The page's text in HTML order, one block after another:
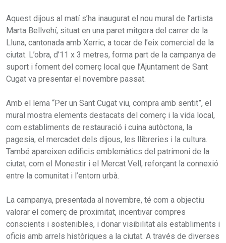
Aquest dijous al matí s’ha inaugurat el nou mural de l’artista
Marta Bellvehí, situat en una paret mitgera del carrer de la
Lluna, cantonada amb Xerric, a tocar de l’eix comercial de la
ciutat. L’obra, d’11 x 3 metres, forma part de la campanya de
suport i foment del comerç local que l’Ajuntament de Sant
Cugat va presentar el novembre passat.
Amb el lema “Per un Sant Cugat viu, compra amb sentit”, el
mural mostra elements destacats del comerç i la vida local,
com establiments de restauració i cuina autòctona, la
pagesia, el mercadet dels dijous, les llibreries i la cultura.
També apareixen edificis emblemàtics del patrimoni de la
ciutat, com el Monestir i el Mercat Vell, reforçant la connexió
entre la comunitat i l’entorn urbà.
La campanya, presentada al novembre, té com a objectiu
valorar el comerç de proximitat, incentivar compres
conscients i sostenibles, i donar visibilitat als establiments i
oficis amb arrels històriques a la ciutat. A través de diverses